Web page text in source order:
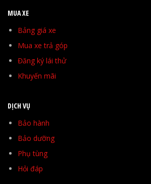
MUA XE
Bảng giá xe
Mua xe trả góp
Đăng ký lái thử
Khuyến mãi
DỊCH VỤ
Bảo hành
Bảo dưỡng
Phụ tùng
Hỏi đáp